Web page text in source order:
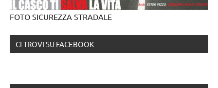
FOTO SICUREZZA STRADALE
CI TROVI SU FACEBOOK